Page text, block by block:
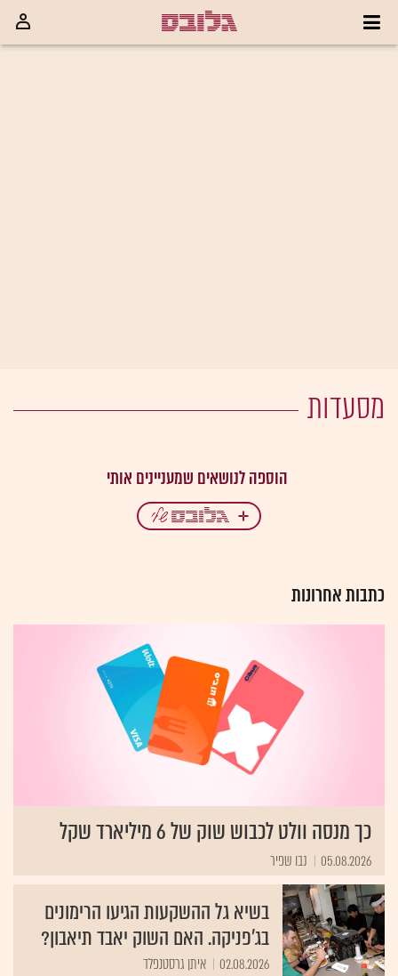
מסעדות
כתבות אחרונות
כך מנסה וולט לכבוש שוק של 6 מיליארד שקל
05.08.2026 נבו שפיר
בשיא גל ההשקעות הגיעו הרימונים
בג'פניקה. האם השוק יאבד תיאבון?
02.08.2026 איתן גרסטנפלד